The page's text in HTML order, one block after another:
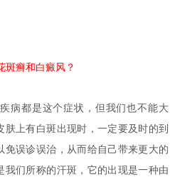
斑癣和白癜风？
都是这个症状，但我们也不能大
上有白斑出现时，一定要及时的到
免误诊误治，从而给自己带来更大的
我们所称的汗斑，它的出现是一种由